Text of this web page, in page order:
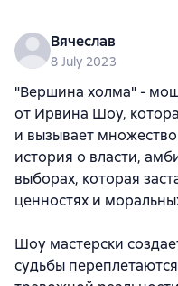
Вячеслав
8 July 2023
"Вершина холма" -
от Ирвина Шоу,
и вызывает
история о власти,
выборах, которая
ценностях и
Шоу мастерски
судьбы